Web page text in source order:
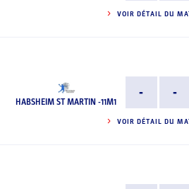
VOIR DÉTAIL DU
HABSHEIM ST MARTIN -11M1
- -
VOIR DÉTAIL DU